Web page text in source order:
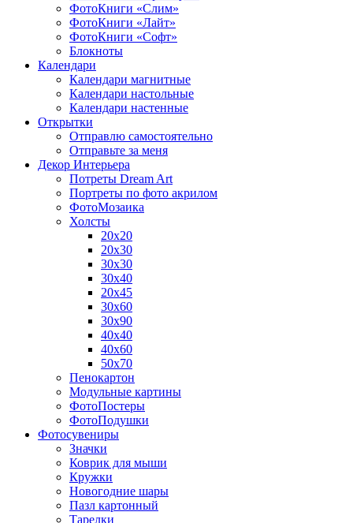
ФотоКниги «Слим»
ФотоКниги «Лайт»
ФотоКниги «Софт»
Блокноты
Календари
Календари магнитные
Календари настольные
Календари настенные
Открытки
Отправлю самостоятельно
Отправьте за меня
Декор Интерьера
Потреты Dream Art
Портреты по фото акрилом
ФотоМозаика
Холсты
20х20
20х30
30х30
30х40
20х45
30х60
30х90
40х40
40х60
50х70
Пенокартон
Модульные картины
ФотоПостеры
ФотоПодушки
Фотоcувениры
Значки
Коврик для мыши
Кружки
Новогодние шары
Пазл картонный
Тарелки